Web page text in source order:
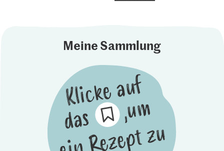
Meine Sammlung